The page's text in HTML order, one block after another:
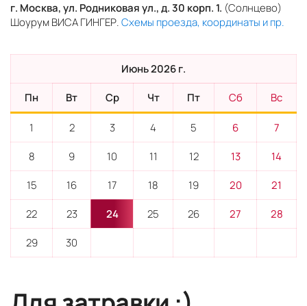
г. Москва, ул. Родниковая ул., д. 30 корп. 1. (Солнцево)
Шоурум ВИСА ГИНГЕР.Схемы проезда, координаты и пр.
Июнь 2026 г.
Пн
Вт Ср Чт Пт Сб Вс
1 2 3 4 5 6
7
8
9 10 11 12 13
14
15
16 17 18 19 20
21
22
23 24 25 26 27
28
29
30